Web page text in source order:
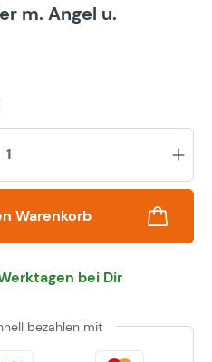
m. Angel u.
Warenkorb
bei Dir
bezahlen mit